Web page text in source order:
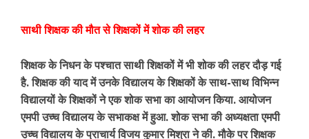
साथी शिक्षक की मौत से शिक्षकों में शोक की लहर
शिक्षक के निधन के पश्चात साथी शिक्षकों में भी शोक की लहर दौड़ गई
है. शिक्षक की याद में उनके विद्यालय के शिक्षकों के साथ-साथ विभिन्न
विद्यालयों के शिक्षकों ने एक शोक सभा का आयोजन किया. आयोजन
एमपी उच्च विद्यालय के सभाकक्ष में हुआ. शोक सभा की अध्यक्षता एमपी
उच्च विद्यालय के प्राचार्य विजय कुमार मिश्रा ने की. मौके पर शिक्षक